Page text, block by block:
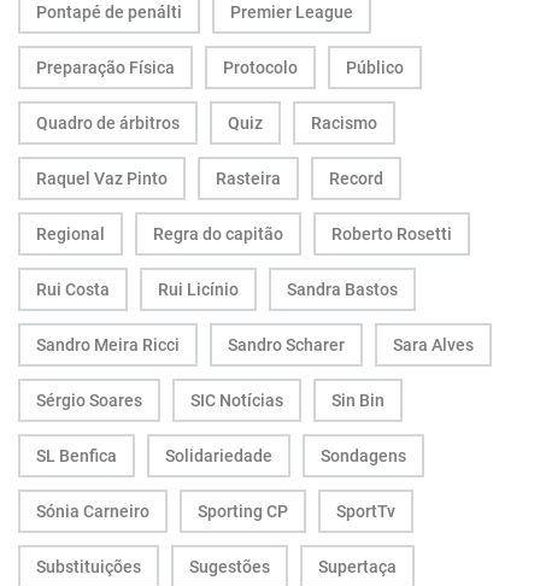
Pontapé de penálti Premier League
Preparação Física Protocolo Público
Quadro de árbitros Quiz Racismo
Raquel Vaz Pinto Rasteira Record
Regional Regra do capitão Roberto Rosetti
Rui Costa Rui Licínio Sandra Bastos
Sandro Meira Ricci Sandro Scharer Sara Alves
Sérgio Soares SIC Notícias Sin Bin
SL Benfica Solidariedade Sondagens
Sónia Carneiro Sporting CP SportTv
Substituições Sugestões Supertaça